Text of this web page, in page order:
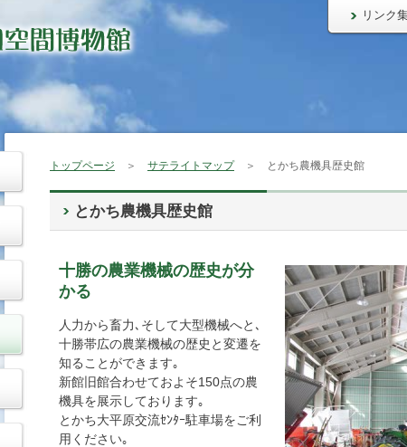
リンク
トップページ ＞ サテライトマップ＞ とかち農機具歴史館
とかち農機具歴史館
十勝の農業機械の歴史が分
かる
人力から畜力､そして大型機械へと､
十勝帯広の農業機械の歴史と変遷を
知ることができます｡
新館旧館合わせておよそ150点の農
機具を展示しております｡
とかち大平原交流ｾﾝﾀｰ駐車場をご利
用ください｡